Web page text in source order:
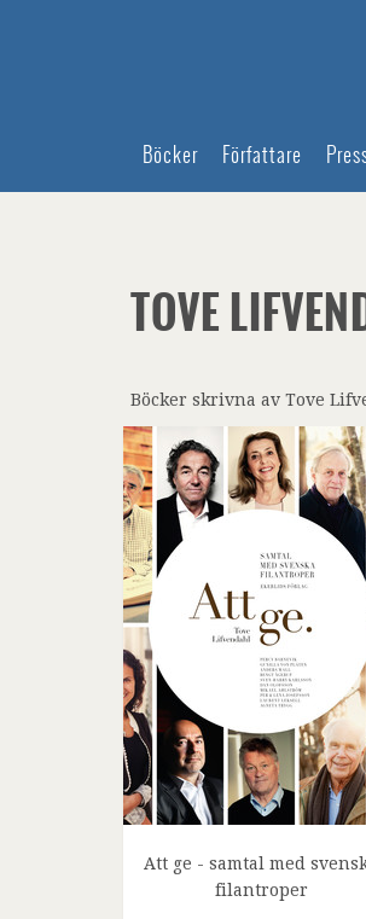
Böcker Författare
TOVE
Böcker skrivna av Tove
Att ge - samtal med
filantroper